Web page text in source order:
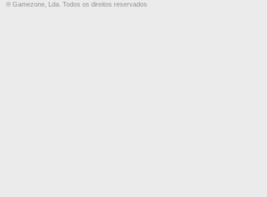
® Gamezone, Lda. Todos os direitos reservados